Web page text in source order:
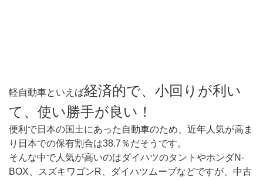
軽自動車といえば経済的で、小回りが利い
て、使い勝手が良い！
便利で日本の国土にあった自動車のため、近年人気が高ま
り日本での保有割合は38.7％だそうです。
そんな中で人気が高いのはダイハツのタントやホンダN-
BOX、スズキワゴンR、ダイハツムーブなどですが、中古